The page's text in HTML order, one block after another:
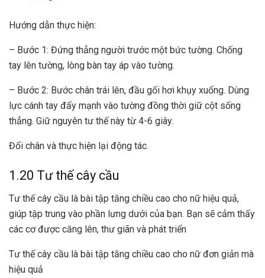
Hướng dẫn thực hiện:
– Bước 1: Đứng thẳng người trước một bức tường. Chống
tay lên tường, lòng bàn tay áp vào tường.
– Bước 2: Bước chân trái lên, đầu gối hơi khụy xuống. Dùng
lực cánh tay đẩy mạnh vào tường đồng thời giữ cột sống
thẳng. Giữ nguyên tư thế này từ 4-6 giây.
Đổi chân và thực hiện lại động tác.
1.20 Tư thế cây cầu
Tư thế cây cầu là bài tập tăng chiều cao cho nữ hiệu quả,
giúp tập trung vào phần lưng dưới của bạn. Bạn sẽ cảm thấy
các cơ được căng lên, thư giãn và phát triển
Tư thế cây cầu là bài tập tăng chiều cao cho nữ đơn giản mà
hiệu quả